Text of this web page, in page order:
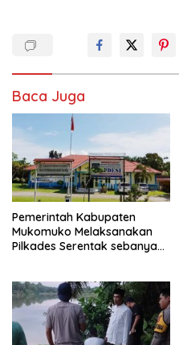
Baca Juga
Pemerintah Kabupaten
Mukomuko Melaksanakan
Pilkades Serentak sebanyak